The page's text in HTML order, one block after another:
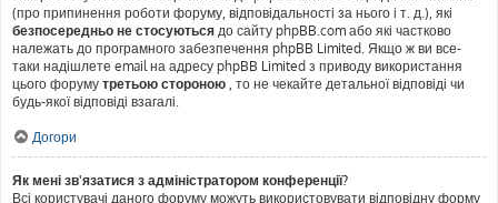
(про припинення роботи форуму, відповідальності за нього і т. д.), які
безпосередньо не стосуються до сайту phpBB.com або які частково
належать до програмного забезпечення phpBB Limited. Якщо ж ви все-
таки надішлете email на адресу phpBB Limited з приводу використання
цього форуму третьою стороною , то не чекайте детальної відповіді чи
будь-якої відповіді взагалі.
Догори
Як мені зв'язатися з адміністратором конференції?
Всі користувачі даного форуму можуть використовувати відповідну форму